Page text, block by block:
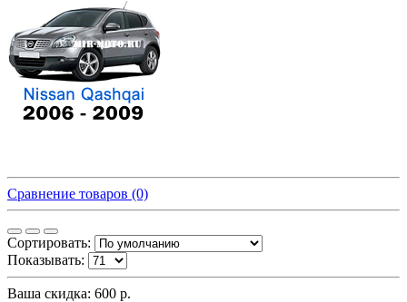
Сравнение товаров (0)
Сортировать:
Показывать:
Ваша скидка: 600 р.